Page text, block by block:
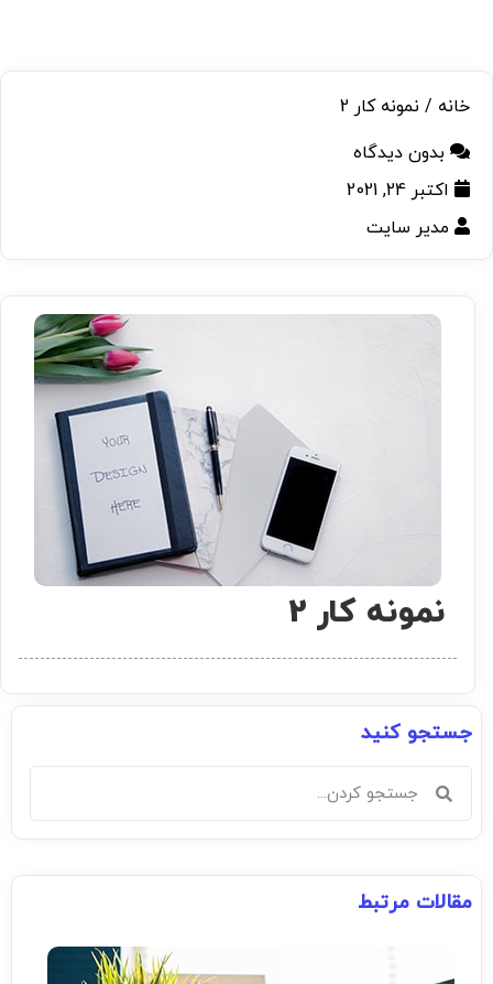
خانه / نمونه کار 2
بدون دیدگاه
اکتبر 24, 2021
مدیر سایت
جستجو کنید
مقالات مرتبط
نمونه کار 2